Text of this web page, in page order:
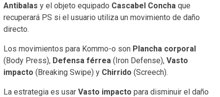
Antibalas y el objeto equipado Cascabel Concha que
recuperará PS si el usuario utiliza un movimiento de daño
directo.
Los movimientos para Kommo-o son Plancha corporal
(Body Press), Defensa férrea (Iron Defense), Vasto
impacto (Breaking Swipe) y Chirrido (Screech).
La estrategia es usar Vasto impacto para disminuir el daño